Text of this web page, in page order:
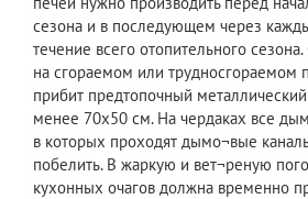
сезона и в последующем через
течение всего отопительного
на сгораемом или трудносгораемом
прибит предтопочный
менее 70х50 см. На чердаках все
в которых проходят дымо¬вые
побелить. В жаркую и вет¬реную
кухонных очагов должна временно